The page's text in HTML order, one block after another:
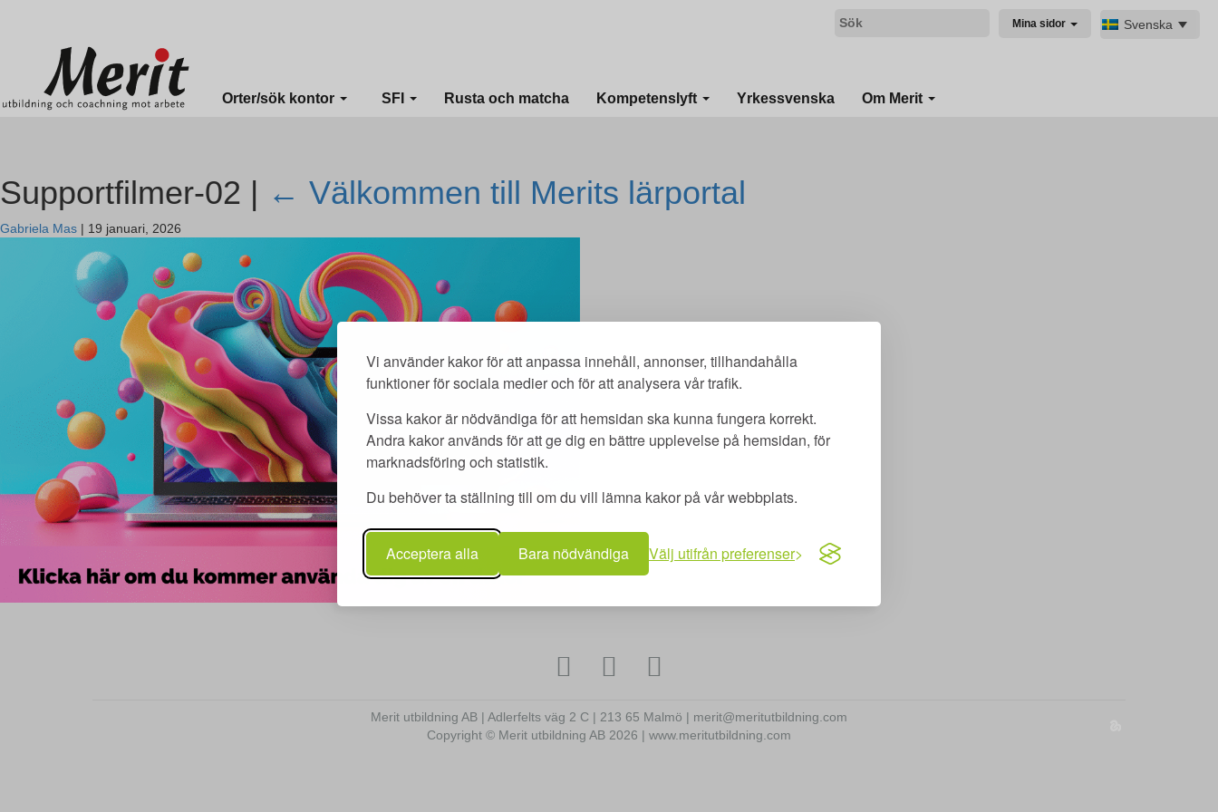
Vi använder kakor för att anpassa innehåll, annonser, tillhandahålla
funktioner för sociala medier och för att analysera vår trafik.
Vissa kakor är nödvändiga för att hemsidan ska kunna fungera korrekt.
Andra kakor används för att ge dig en bättre upplevelse på hemsidan, för
marknadsföring och statistik.
Du behöver ta ställning till om du vill lämna kakor på vår webbplats.
Acceptera alla Bara nödvändiga Välj utifrån preferenser
Mina sidor Svenska
Orter/sök kontor SFI Rusta och matcha Kompetenslyft Yrkessvenska Om Merit
Supportfilmer-02 | ← Välkommen till Merits lärportal
Gabriela Mas | 19 januari, 2026
Merit utbildning AB | Adlerfelts väg 2 C | 213 65 Malmö | merit@meritutbildning.com
Copyright © Merit utbildning AB 2026 | www.meritutbildning.com